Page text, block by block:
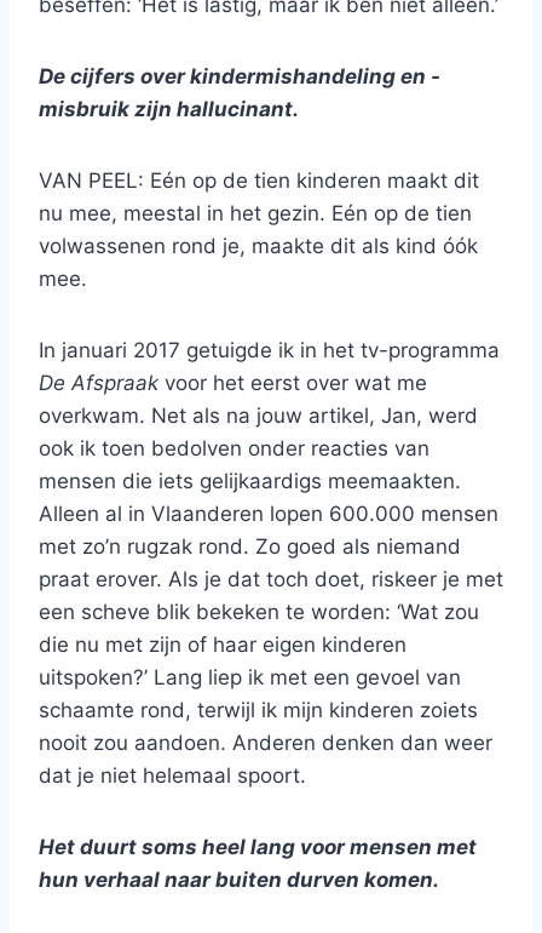
beseffen: ‘Het is lastig, maar ik ben niet alleen.’
De cijfers over kindermishandeling en -
misbruik zijn hallucinant.
VAN PEEL: Eén op de tien kinderen maakt dit
nu mee, meestal in het gezin. Eén op de tien
volwassenen rond je, maakte dit als kind óók
mee.
In januari 2017 getuigde ik in het tv-programma
De Afspraak voor het eerst over wat me
overkwam. Net als na jouw artikel, Jan, werd
ook ik toen bedolven onder reacties van
mensen die iets gelijkaardigs meemaakten.
Alleen al in Vlaanderen lopen 600.000 mensen
met zo’n rugzak rond. Zo goed als niemand
praat erover. Als je dat toch doet, riskeer je met
een scheve blik bekeken te worden: ‘Wat zou
die nu met zijn of haar eigen kinderen
uitspoken?’ Lang liep ik met een gevoel van
schaamte rond, terwijl ik mijn kinderen zoiets
nooit zou aandoen. Anderen denken dan weer
dat je niet helemaal spoort.
Het duurt soms heel lang voor mensen met
hun verhaal naar buiten durven komen.